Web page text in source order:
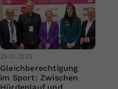
29.01.2025
Gleichberechtigung
im Sport: Zwischen